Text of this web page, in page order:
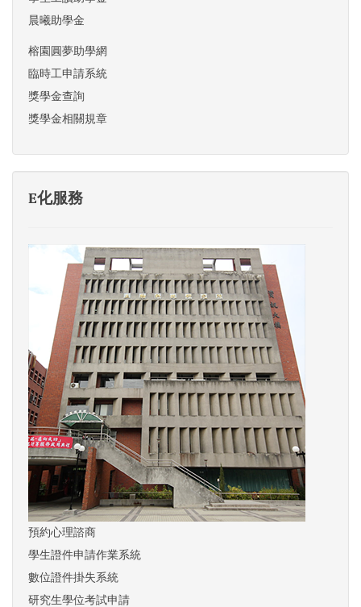
晨曦助學金
榕園圓夢助學網
臨時工申請系統
獎學金查詢
獎學金相關規章
E化服務
預約心理諮商
學生證件申請作業系統
數位證件掛失系統
研究生學位考試申請